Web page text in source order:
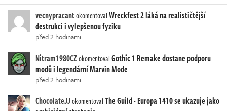
vecnypracantokomentovalWreckfest 2 láká na realističtější
destrukci i vylepšenou fyziku
před 2 hodinami
Nitram1980CZokomentovalGothic 1 Remake dostane podporu
modů i legendární Marvin Mode
před 2 hodinami
ChocolateJJokomentovalThe Guild - Europa 1410 se ukazuje jako